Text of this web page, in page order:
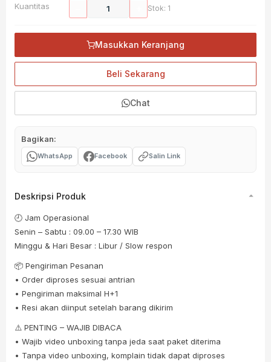
Kuantitas Stok: 1
Masukkan Keranjang
Beli Sekarang
Chat
Bagikan:
WhatsApp Facebook Salin Link
Deskripsi Produk
🕘 Jam Operasional
Senin – Sabtu : 09.00 – 17.30 WIB
Minggu & Hari Besar : Libur / Slow respon
📦 Pengiriman Pesanan
• Order diproses sesuai antrian
• Pengiriman maksimal H+1
• Resi akan diinput setelah barang dikirim
⚠️ PENTING – WAJIB DIBACA
• Wajib video unboxing tanpa jeda saat paket diterima
• Tanpa video unboxing, komplain tidak dapat diproses